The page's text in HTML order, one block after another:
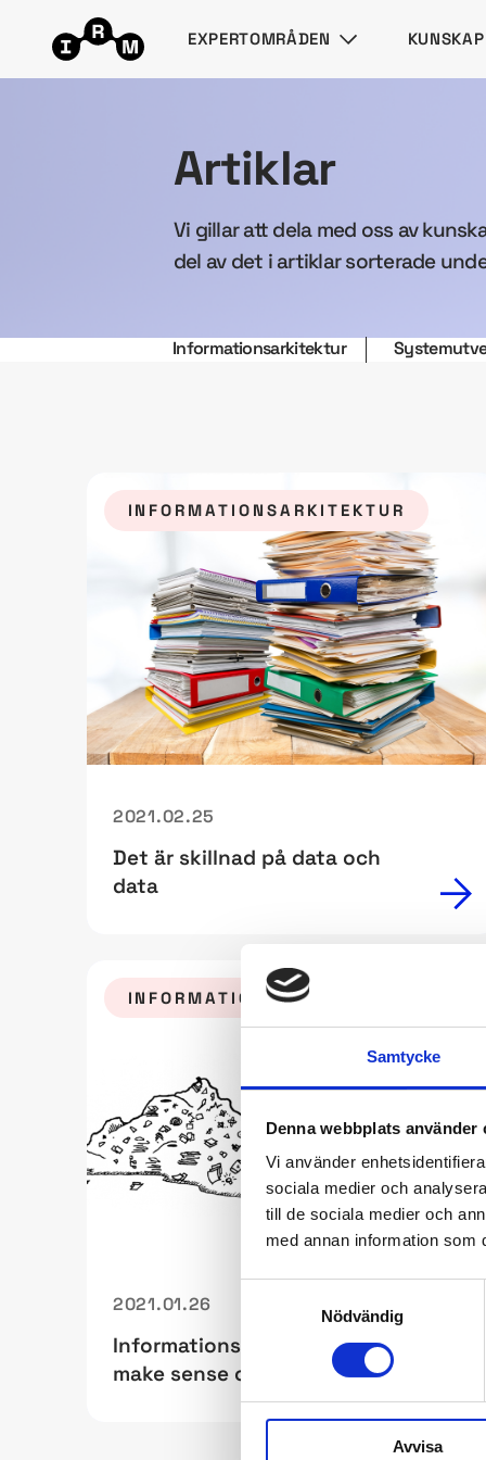
Samtycke
Denna webbplats använder
Vi använder
sociala medier och
till de sociala medier och
med annan information som
Nödvändig
Avvisa
EXPERTOMRÅDEN KUNSKAP
Artiklar
Vi gillar att dela med oss av
del av det i artiklar sorterade
Informationsarkitektur
INFORMATIONSARKITEKTUR
2021.02.25
Det är skillnad på data och
data
INFORMATIONSARKITEKTUR
2021.01.26
Informationsarkitektur – ”To
make sense of any mess”